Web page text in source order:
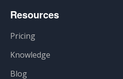
Resources
Pricing
Knowledge
Blog